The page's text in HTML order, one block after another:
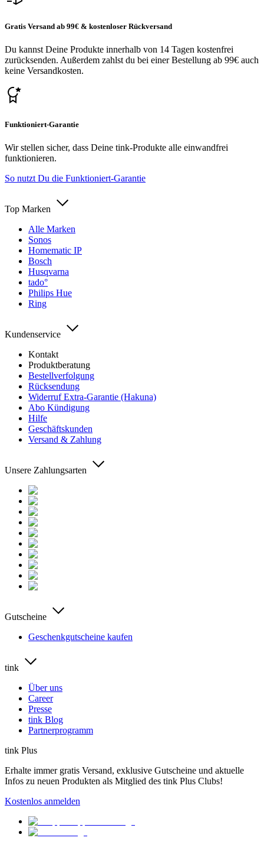
Gratis Versand ab 99€ & kostenloser Rückversand
Du kannst Deine Produkte innerhalb von 14 Tagen kostenfrei
zurücksenden. Außerdem zahlst du bei einer Bestellung ab 99€ auch
keine Versandkosten.
Funktioniert-Garantie
Wir stellen sicher, dass Deine tink-Produkte alle einwandfrei
funktionieren.
So nutzt Du die Funktioniert-Garantie
Top Marken
Alle Marken
Sonos
Homematic IP
Bosch
Husqvarna
tado°
Philips Hue
Ring
Kundenservice
Kontakt
Produktberatung
Bestellverfolgung
Rücksendung
Widerruf Extra-Garantie (Hakuna)
Abo Kündigung
Hilfe
Geschäftskunden
Versand & Zahlung
Unsere Zahlungsarten
Gutscheine
Geschenkgutscheine kaufen
tink
Über uns
Career
Presse
tink Blog
Partnerprogramm
tink Plus
Erhalte immer gratis Versand, exklusive Gutscheine und aktuelle
Infos zu neuen Produkten als Mitglied des tink Plus Clubs!
Kostenlos anmelden